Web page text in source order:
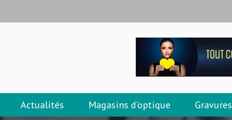
Actualités Magasins d’optique Gravures